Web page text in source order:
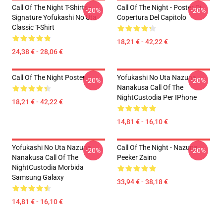
Call Of The Night T-Shirts -
Signature Yofukashi No Uta
Classic T-Shirt
24,38 € - 28,06 €
-20%
Call Of The Night - Poster Di
Copertura Del Capitolo
18,21 € - 42,22 €
-20%
Call Of The Night Poster
18,21 € - 42,22 €
-20%
Yofukashi No Uta Nazuna
Nanakusa Call Of The
NightCustodia Per IPhone
14,81 € - 16,10 €
-20%
Yofukashi No Uta Nazuna
Nanakusa Call Of The
NightCustodia Morbida
Samsung Galaxy
14,81 € - 16,10 €
-20%
Call Of The Night - Nazuna
Peeker Zaino
33,94 € - 38,18 €
-20%